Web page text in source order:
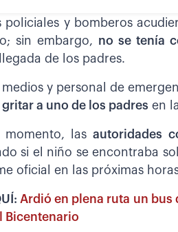
policiales y bomberos
sin embargo, no se tenía
de los padres.
medios y personal de
a uno de los padres en
momento, lasautoridades
si el niño se encontraba
oficial en las próximas
Ardió en plena ruta un bus
Bicentenario